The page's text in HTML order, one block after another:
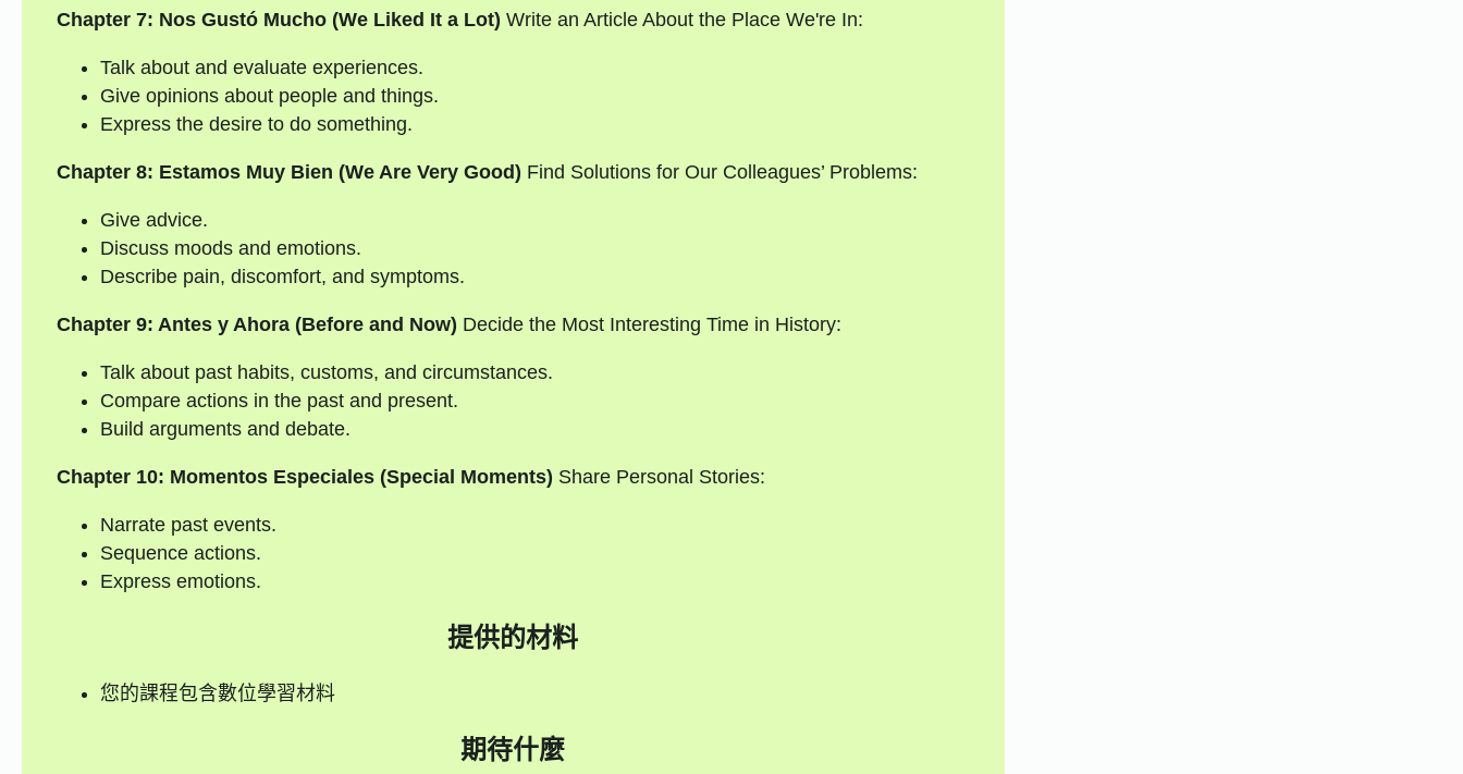
Chapter 7: Nos Gustó Mucho (We Liked It a Lot) Write an Article About the Place We're In:
Talk about and evaluate experiences.
Give opinions about people and things.
Express the desire to do something.
Chapter 8: Estamos Muy Bien (We Are Very Good) Find Solutions for Our Colleagues’ Problems:
Give advice.
Discuss moods and emotions.
Describe pain, discomfort, and symptoms.
Chapter 9: Antes y Ahora (Before and Now) Decide the Most Interesting Time in History:
Talk about past habits, customs, and circumstances.
Compare actions in the past and present.
Build arguments and debate.
Chapter 10: Momentos Especiales (Special Moments) Share Personal Stories:
Narrate past events.
Sequence actions.
Express emotions.
提供的材料
您的課程包含數位學習材料
期待什麼